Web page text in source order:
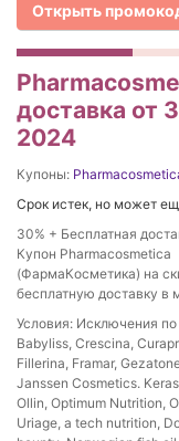
Открыть
доставка от
2024
Купоны:
Срок истек, но может
30% + Бесплатная
Купон Pharmacosmetica
(ФармаКосметика) на
бесплатную доставку в
Условия: Исключения
Babyliss, Crescina,
Fillerina, Framar,
Janssen Cosmetics.
Ollin, Optimum Nutrition,
Uriage, a tech nutrition,